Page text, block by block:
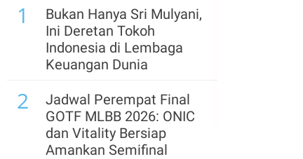
Baru & Buka Kanal Aduan
Prabowo Sebut Harga
BBM Subsidi Masih
Terjaga di Tengah
Tekanan Energi Global
Bank Dunia Tunjuk Sri
Mulyani Pimpin
1
Bukan Hanya Sri Mulyani,
Ini Deretan Tokoh
Indonesia di Lembaga
Keuangan Dunia
2
Jadwal Perempat Final
GOTF MLBB 2026: ONIC
dan Vitality Bersiap
Amankan Semifinal